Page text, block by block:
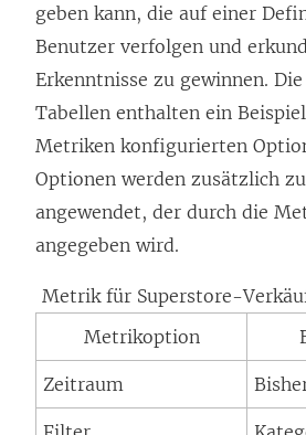
geben kann, die auf einer
Benutzer verfolgen und
Erkenntnisse zu gewinnen.
Tabellen enthalten ein
Metriken konfigurierten
Optionen werden zusätzlich
angewendet, der durch die
angegeben wird.
Metrik für Superstore-
Metrikoption
Zeitraum